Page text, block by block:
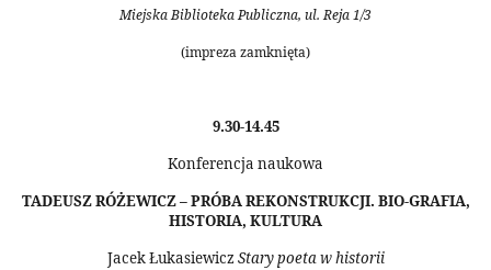
Miejska Biblioteka Publiczna, ul. Reja 1/3
(impreza zamknięta)
9.30-14.45
Konferencja naukowa
TADEUSZ RÓŻEWICZ – PRÓBA REKONSTRUKCJI. BIO-GRAFIA,
HISTORIA, KULTURA
Jacek Łukasiewicz Stary poeta w historii